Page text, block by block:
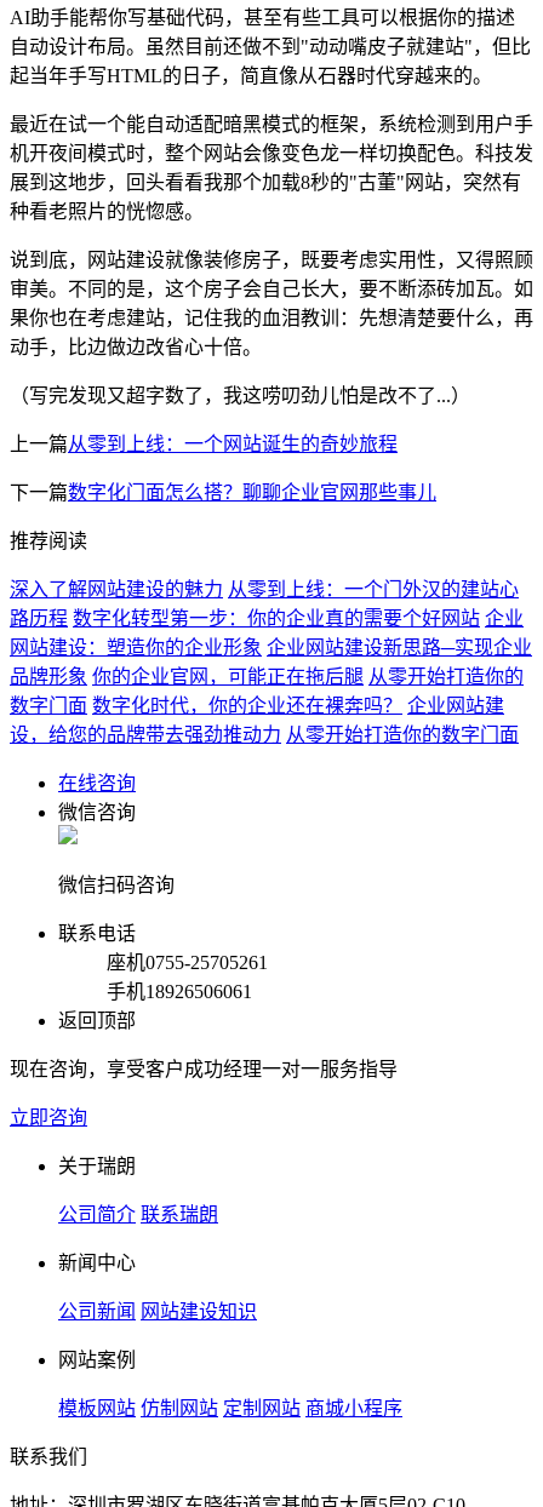
AI助手能帮你写基础代码，甚至有些工具可以根据你的描述
自动设计布局。虽然目前还做不到"动动嘴皮子就建站"，但比
起当年手写HTML的日子，简直像从石器时代穿越来的。
最近在试一个能自动适配暗黑模式的框架，系统检测到用户手
机开夜间模式时，整个网站会像变色龙一样切换配色。科技发
展到这地步，回头看看我那个加载8秒的"古董"网站，突然有
种看老照片的恍惚感。
说到底，网站建设就像装修房子，既要考虑实用性，又得照顾
审美。不同的是，这个房子会自己长大，要不断添砖加瓦。如
果你也在考虑建站，记住我的血泪教训：先想清楚要什么，再
动手，比边做边改省心十倍。
（写完发现又超字数了，我这唠叨劲儿怕是改不了...）
上一篇从零到上线：一个网站诞生的奇妙旅程
下一篇数字化门面怎么搭？聊聊企业官网那些事儿
推荐阅读
深入了解网站建设的魅力 从零到上线：一个门外汉的建站心
路历程 数字化转型第一步：你的企业真的需要个好网站 企业
网站建设：塑造你的企业形象 企业网站建设新思路─实现企业
品牌形象 你的企业官网，可能正在拖后腿 从零开始打造你的
数字门面 数字化时代，你的企业还在裸奔吗？
企业网站建
设，给您的品牌带去强劲推动力 从零开始打造你的数字门面
在线咨询
微信咨询
微信扫码咨询
联系电话
座机0755-25705261
手机18926506061
返回顶部
现在咨询，享受客户成功经理一对一服务指导
立即咨询
关于瑞朗
公司简介 联系瑞朗
新闻中心
公司新闻 网站建设知识
网站案例
模板网站 仿制网站 定制网站 商城小程序
联系我们